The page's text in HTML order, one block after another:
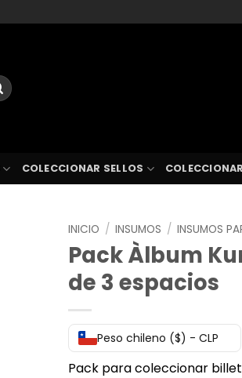
COLECCIONAR SELLOS
INICIO / INSUMOS / INSUMOS
Pack Àlbum
de 3 espacios
Peso chileno ($) - CLP
Pack para coleccionar